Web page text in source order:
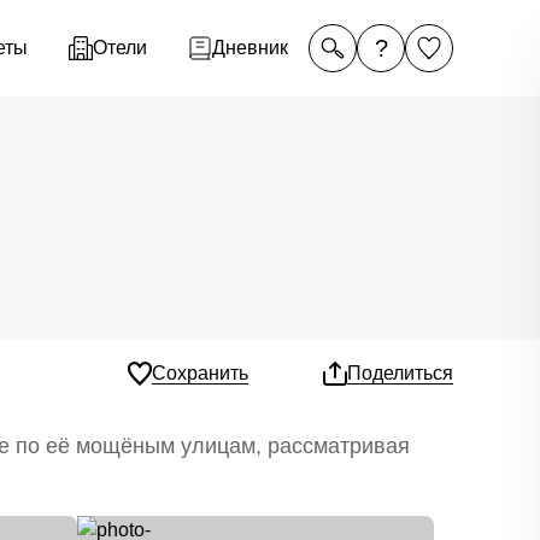
Отели Дневник ?
Сохранить Поделиться
по её мощёным улицам, рассматривая